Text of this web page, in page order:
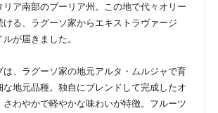
リア南部のプーリア州。この地で代々オリー
ける、ラグーソ家からエキストラヴァージ
が届きました。
は、ラグーソ家の地元アルタ・ムルジャで育
な地元品種。独自にブレンドして完成したオ
さわやかで軽やかな味わいが特徴。フルーツ